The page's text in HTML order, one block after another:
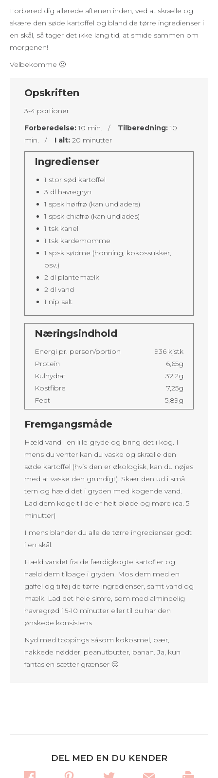
Forbered dig allerede aftenen inden, ved at skrælle og
skære den søde kartoffel og bland de tørre ingredienser i
en skål, så tager det ikke lang tid, at smide sammen om
morgenen!
Velbekomme 🙂
Opskriften
3-4 portioner
Forberedelse:10 min. / Tilberedning:10
min. / I alt: 20 minutter
Ingredienser
1 stor sød kartoffel
3 dl havregryn
1 spsk hørfrø (kan undladers)
1 spsk chiafrø (kan undlades)
1 tsk kanel
1 tsk kardemomme
1 spsk sødme (honning, kokossukker,
osv.)
2 dl plantemælk
2 dl vand
1 nip salt
Næringsindhold
Energi pr. person/portion
936 kjstk
Protein
6,65g
Kulhydrat
32,2g
Kostfibre
7,25g
Fedt
5,89g
Fremgangsmåde
Hæld vand i en lille gryde og bring det i kog. I
mens du venter kan du vaske og skrælle den
søde kartoffel (hvis den er økologisk, kan du nøjes
med at vaske den grundigt). Skær den ud i små
tern og hæld det i gryden med kogende vand.
Lad dem koge til de er helt bløde og møre (ca. 5
minutter)
I mens blander du alle de tørre ingredienser godt
i en skål.
Hæld vandet fra de færdigkogte kartofler og
hæld dem tilbage i gryden. Mos dem med en
gaffel og tilføj de tørre ingredienser, samt vand og
mælk. Lad det hele simre, som med almindelig
havregrød i 5-10 minutter eller til du har den
ønskede konsistens.
Nyd med toppings såsom kokosmel, bær,
hakkede nødder, peanutbutter, banan. Ja, kun
fantasien sætter grænser 🙂
DEL MED EN DU KENDER